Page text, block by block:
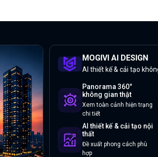
MOGIVI AI DESIGN
AI thiết kế & cải tạo
Panorama 360°
không gian thật
Xem toàn cảnh hiện trạng
chi tiết
AI thiết kế & cải tạo nội
thất
Đề xuất phong cách phù
hợp